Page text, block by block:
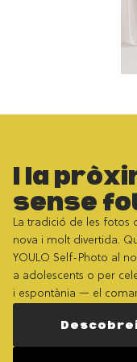
I la
sense
La tradició de les fotos
nova i molt divertida.
YOULO Self-Photo al
a adolescents o per
i espontània — el